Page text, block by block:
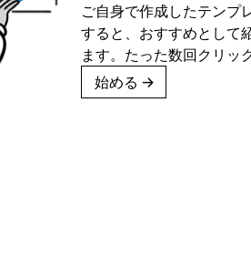
ご自身で作成したテンプ
すると、おすすめとして
ます。たった数回クリッ
始める →